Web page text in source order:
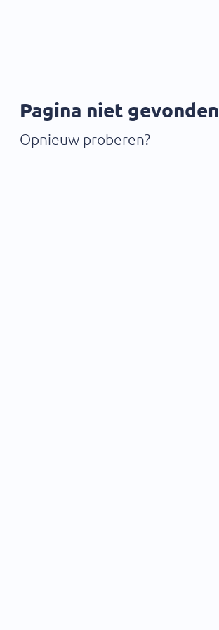
Pagina niet gevonden
Opnieuw proberen?